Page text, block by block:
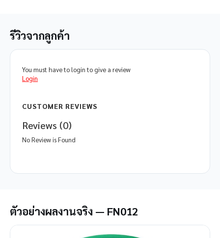
รีวิวจากลูกค้า
You must have to login to give a review
Login
CUSTOMER REVIEWS
Reviews (0)
No Review is Found
ตัวอย่างผลงานจริง — FN012